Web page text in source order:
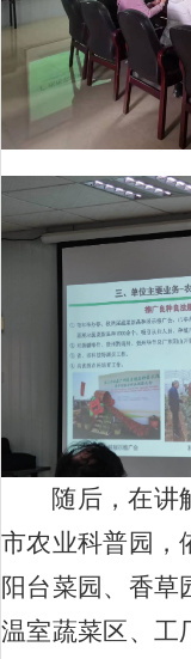
随后，在讲
市农业科普园，
阳台菜园、香草
温室蔬菜区、工